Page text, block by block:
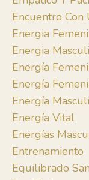
Encuentro
Energia
Energia
Energía
Energía
Energía
Energía Vital
Energías
Entrenamiento
Equilibrado